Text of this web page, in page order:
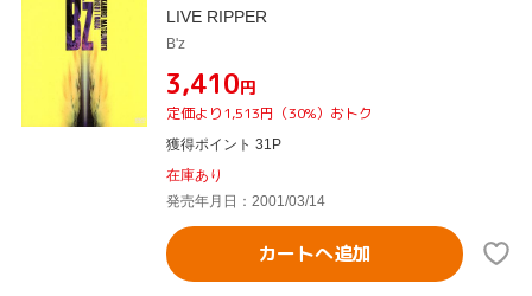
LIVE RIPPER
B'z
¥3,410円
定価より1,513円（30%）おトク
獲得ポイント 31P
在庫あり
発売年月日：2001/03/14
カートへ追加